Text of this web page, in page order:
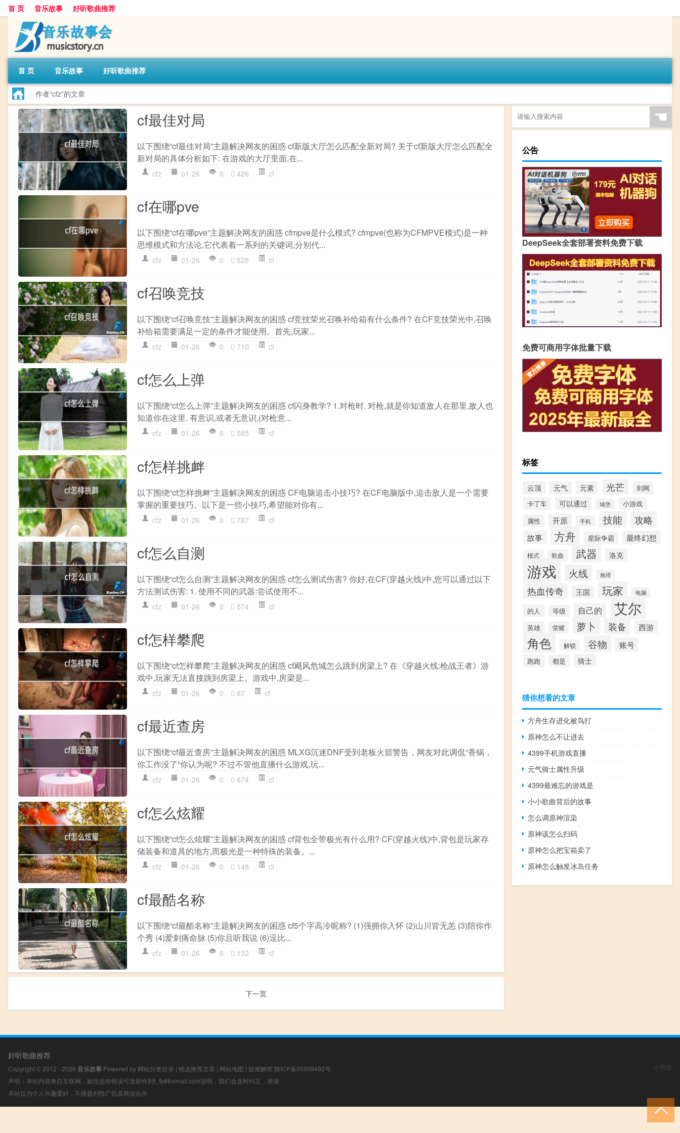
首 页 音乐故事 好听歌曲推荐
首 页 音乐故事 好听歌曲推荐
> 作者“cfz”的文章
cf最佳对局
以下围绕“cf最佳对局”主题解决网友的困惑 cf新版大厅怎么匹配全新对局? 关于cf新版大厅怎么匹配全
新对局的具体分析如下: 在游戏的大厅里面,在...
cfz 01-26 0 426 cf
cf在哪pve
以下围绕“cf在哪pve”主题解决网友的困惑 cfmpve是什么模式? cfmpve(也称为CFMPVE模式)是一种
思维模式和方法论,它代表着一系列的关键词,分别代...
cfz 01-26 0 528 cf
cf召唤竞技
以下围绕“cf召唤竞技”主题解决网友的困惑 cf竞技荣光召唤补给箱有什么条件? 在CF竞技荣光中,召唤
补给箱需要满足一定的条件才能使用。首先,玩家...
cfz 01-26 0 710 cf
cf怎么上弹
以下围绕“cf怎么上弹”主题解决网友的困惑 cf闪身教学? 1.对枪时. 对枪,就是你知道敌人在那里,敌人也
知道你在这里. 有意识,或者无意识.(对枪意...
cfz 01-26 0 585 cf
cf怎样挑衅
以下围绕“cf怎样挑衅”主题解决网友的困惑 CF电脑追击小技巧? 在CF电脑版中,追击敌人是一个需要
掌握的重要技巧。以下是一些小技巧,希望能对你有...
cfz 01-26 0 787 cf
cf怎么自测
以下围绕“cf怎么自测”主题解决网友的困惑 cf怎么测试伤害? 你好,在CF(穿越火线)中,您可以通过以下
方法测试伤害: 1. 使用不同的武器:尝试使用不...
cfz 01-26 0 574 cf
cf怎样攀爬
以下围绕“cf怎样攀爬”主题解决网友的困惑 cf飓风危城怎么跳到房梁上? 在《穿越火线:枪战王者》游
戏中,玩家无法直接跳到房梁上。游戏中,房梁是...
cfz 01-26 0 87 cf
cf最近查房
以下围绕“cf最近查房”主题解决网友的困惑 MLXG沉迷DNF受到老板火箭警告，网友对此调侃“香锅，
你工作没了”你认为呢? 不过不管他直播什么游戏,玩...
cfz 01-26 0 674 cf
cf怎么炫耀
以下围绕“cf怎么炫耀”主题解决网友的困惑 cf背包全带极光有什么用? CF(穿越火线)中,背包是玩家存
储装备和道具的地方,而极光是一种特殊的装备。...
cfz 01-26 0 148 cf
cf最酷名称
以下围绕“cf最酷名称”主题解决网友的困惑 cf5个字高冷昵称? (1)强拥你入怀 (2)山川皆无恙 (3)陪你作
个秀 (4)爱刺痛命脉 (5)你且听我说 (6)逗比...
cfz 01-26 0 132 cf
下一页
☚
公告
DeepSeek全套部署资料免费下载
免费可商用字体批量下载
标签
云顶 元气 元素 光芒
剑网
卡丁车
可以通过 城堡
小游戏
属性
开原 手机 技能 攻略
故事 方舟 星际争霸 最终幻想
模式 歌曲 武器 洛克
游戏 火线 炮塔
热血传奇 王国 玩家 电脑
的人 等级 自己的 艾尔
英雄 荣耀 萝卜 装备 西游
角色 解锁 谷物 账号
跑跑 都是 骑士
猜你想看的文章
方舟生存进化被鸟打
原神怎么不让进去
4399手机游戏直播
元气骑士属性升级
4399最难忘的游戏是
小小歌曲背后的故事
怎么调原神渲染
原神该怎么扫码
原神怎么把宝箱卖了
原神怎么触发冰岛任务
好听歌曲推荐
Copyright © 2012 - 2026 音乐故事 Powered by 网站分类目录 | 精选推荐文章 | 网站地图 | 疑难解答 陕ICP备05009492号
声明：本站内容来自互联网，如信息有错误可发邮件到f_fb#foxmail.com说明，我们会及时纠正，谢谢
本站仅为个人兴趣爱好，不接盈利性广告及商业合作
小男孩